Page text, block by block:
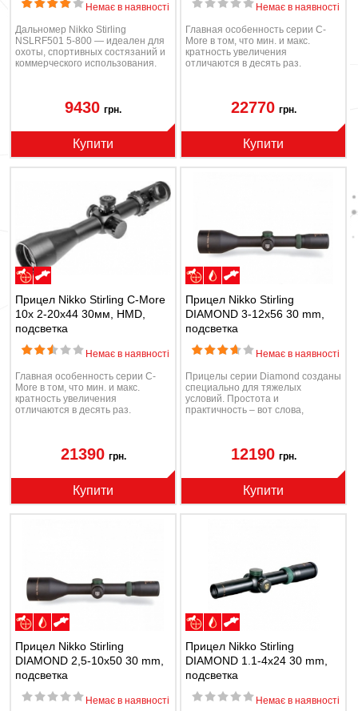
Немає в наявності
Дальномер Nikko Stirling
NSLRF501 5-800 — идеален для
охоты, спортивных состязаний и
коммерческого использования.
9430 грн.
Купити
Немає в наявності
Главная особенность серии C-
More в том, что мин. и макс.
кратность увеличения
отличаются в десять раз.
22770 грн.
Купити
Прицел Nikko Stirling C-More
10x 2-20x44 30мм, HMD,
подсветка
Немає в наявності
Главная особенность серии C-
More в том, что мин. и макс.
кратность увеличения
отличаются в десять раз.
21390 грн.
Купити
Прицел Nikko Stirling
DIAMOND 3-12x56 30 mm,
подсветка
Немає в наявності
Прицелы серии Diamond созданы
специально для тяжелых
условий. Простота и
практичность – вот слова,
12190 грн.
Купити
Прицел Nikko Stirling
DIAMOND 2,5-10x50 30 mm,
подсветка
Немає в наявності
Прицел Nikko Stirling
DIAMOND 1.1-4x24 30 mm,
подсветка
Немає в наявності